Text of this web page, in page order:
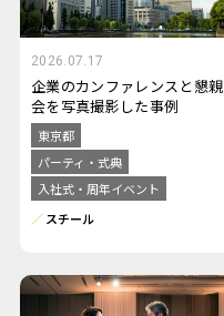
2026.07.17
企業のカンファレンスと懇親
会を写真撮影した事例
東京都
パーティ・式典
入社式・周年イベント
スチール